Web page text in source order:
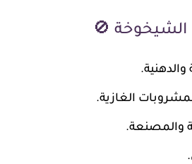
🚫
الغازية.
والمصنعة.